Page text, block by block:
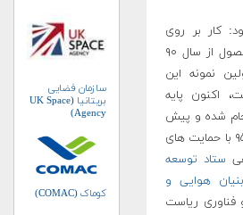
کار بر روی
ایده و طرح اصلی این محصول از سال ۹۰
شد و سال ۹۲ اولین نمونه این
اکنون پایه
شده و پیش
بینی می کنیم که درسال ۹۵ با حمایت های
ستاد توسعه
هوایی و
ریاست
سازمان فضایی
بریتانیا (UK Space
Agency)
کوماک (COMAC)